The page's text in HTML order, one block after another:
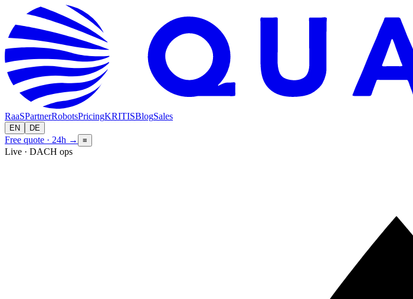
RaaSPartnerRobotsPricingKRITISBlogSales
EN DE
Free quote · 24h → ≡
Live · DACH ops